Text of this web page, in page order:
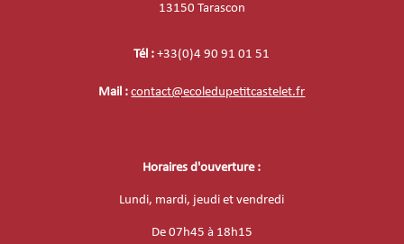
13150 Tarascon
Tél : +33(0)4 90 91 01 51
Mail :contact@ecoledupetitcastelet.fr
Horaires d'ouverture :
Lundi, mardi, jeudi et vendredi
De07h45 à 18h15